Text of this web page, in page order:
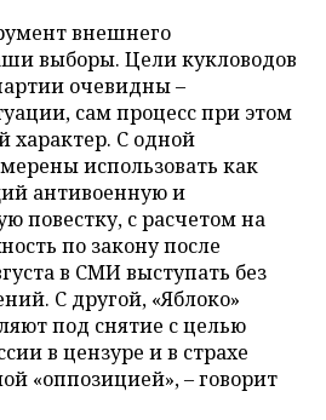
внешнего
выборы. Цели кукловодов
очевидны –
сам процесс при этом
характер. С одной
использовать как
антивоенную и
повестку, с расчетом на
по закону после
в СМИ выступать без
С другой, «Яблоко»
под снятие с целью
в цензуре и в страхе
«оппозицией», – говорит